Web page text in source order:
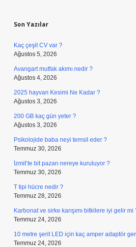
Son Yazılar
Kaç çeşit CV var ?
Ağustos 5, 2026
Avangart mutfak akımı nedir ?
Ağustos 4, 2026
2025 hayvan Kesimi Ne Kadar ?
Ağustos 3, 2026
200 GB kaç gün yeter ?
Ağustos 3, 2026
Psikolojide baba neyi temsil eder ?
Temmuz 30, 2026
İzmit’te bit pazarı nereye kuruluyor ?
Temmuz 30, 2026
T tipi hücre nedir ?
Temmuz 28, 2026
Karbonat ve sirke karışımı bitkilere iyi gelir mi
Temmuz 24, 2026
10 metre şerit LED için kaç amper adaptör
Temmuz 24, 2026